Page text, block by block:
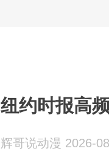
纽约时报高
辉哥说动漫 2026-